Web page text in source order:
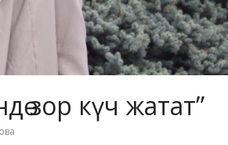
зор күч жатат”